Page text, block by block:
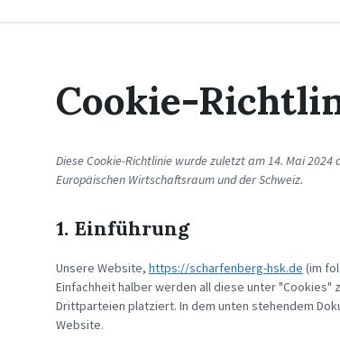
Cookie-
Diese Cookie-Richtlinie wurde zuletzt am 14. Mai
Europäischen Wirtschaftsraum und der Schweiz.
1. Einführung
Unsere Website, https://scharfenberg-hsk.de (im
Einfachheit halber werden all diese unter
Drittparteien platziert. In dem unten stehendem
Website.